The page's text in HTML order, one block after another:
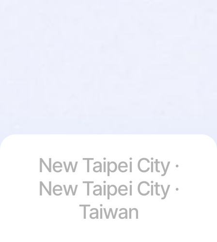
New Taipei City ·
New Taipei City ·
Taiwan